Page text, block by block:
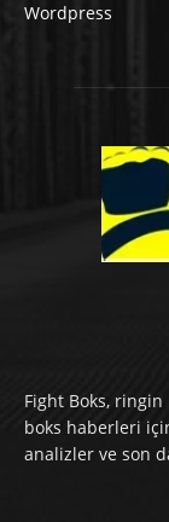
Wordpress
Fight Boks, ringin
boks haberleri
analizler ve son